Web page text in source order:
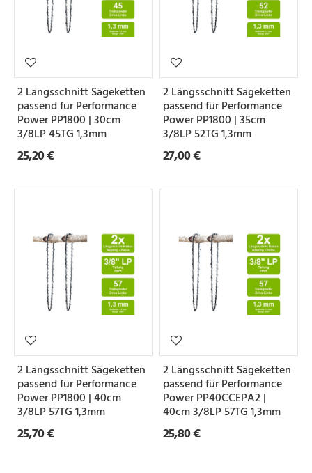
2 Längsschnitt Sägeketten
passend für Performance
Power PP1800 | 30cm
3/8LP 45TG 1,3mm
25,20 €
2 Längsschnitt Sägeketten
passend für Performance
Power PP1800 | 35cm
3/8LP 52TG 1,3mm
27,00 €
2 Längsschnitt Sägeketten
passend für Performance
Power PP1800 | 40cm
3/8LP 57TG 1,3mm
25,70 €
2 Längsschnitt Sägeketten
passend für Performance
Power PP40CCEPA2 |
40cm 3/8LP 57TG 1,3mm
25,80 €